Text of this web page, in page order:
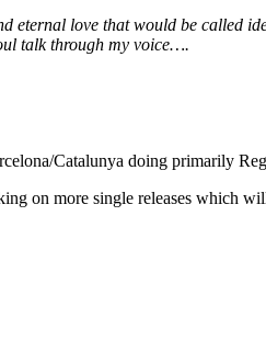
love that would be called
talk through my voice….
Catalunya doing primarily
on more single releases which